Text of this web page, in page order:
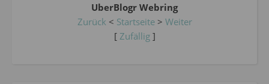
UberBlogr Webring
Zurück < Startseite> Weiter
[ Zufällig]